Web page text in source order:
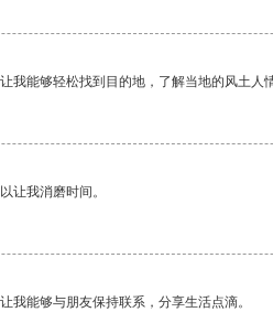
我能够轻松找到目的地，了解当地的风土人情
让我消磨时间。
我能够与朋友保持联系，分享生活点滴。